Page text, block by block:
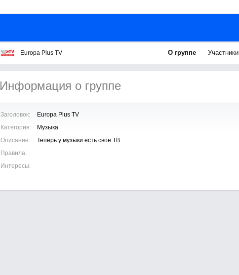
Europa Plus TV О группе Участники
Информация о группе
Заголовок:
Europa Plus TV
Категория:
Музыка
Описание:
Теперь у музыки есть свое ТВ
Правила:
Интересы: